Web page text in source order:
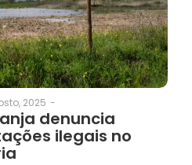
2025 -
denuncia
ilegais no